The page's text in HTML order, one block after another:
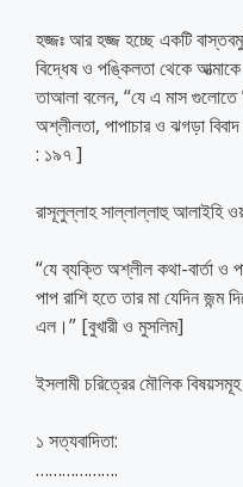
হজ্জঃ আর হজ্জ হচ্ছে একটি
বিদ্ধেষ ও পঙ্কিলতা থেকে
তাআলা বলেন, “যে এ মাস
অশ্লীলতা, পাপাচার ও ঝগড়া
: ১৯৭ ]
রাসূলুল্লাহ সাল্লাল্লাহু আলাইহি
“যে ব্যক্তি অশ্লীল কথা-বার্তা ও
পাপ রাশি হতে তার মা যেদিন জন্ম
এল।” [বুখারী ও মুসলিম]
ইসলামী চরিত্রের মৌলিক বিষয়সমূহ
১ সত্যবাদিতা:
……………….